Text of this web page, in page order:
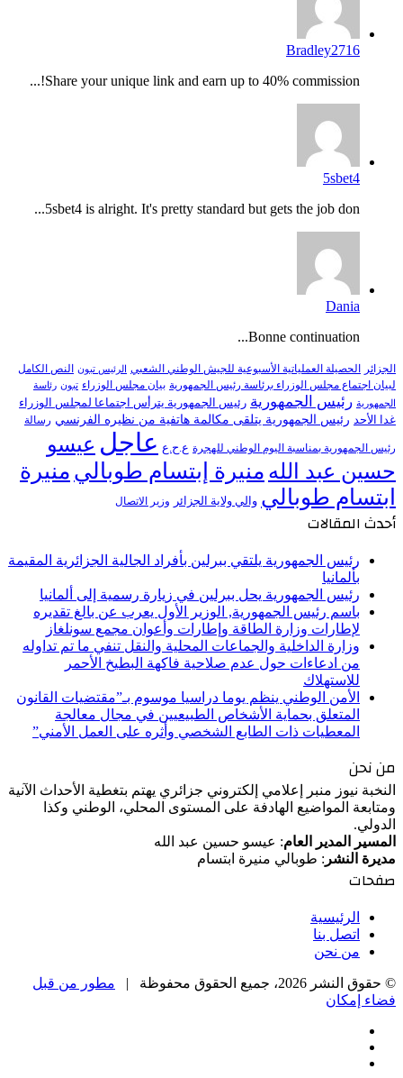
Bradley2716
Share your unique link and earn up to 40% commission!...
5sbet4
5sbet4 is alright. It's pretty standard but gets the job don...
Dania
Bonne continuation...
الجزائر الحصيلة العملياتية الأسبوعية للجيش الوطني الشعبي الرئيس تبون النص الكامل
لبيان اجتماع مجلس الوزراء برئاسة رئيس الجمهورية بيان مجلس الوزراء تبون رئاسة
الجمهورية رئيس الجمهورية رئيس الجمهورية يترأس اجتماعا لمجلس الوزراء
غدا الأحد رئيس الجمهورية يتلقى مكالمة هاتفية من نظيره الفرنسي رسالة
رئيس الجمهورية بمناسبة اليوم الوطني للهجرة ع.ح.ع عاجل عيسو
حسين عبد الله منيرة إبتسام طوبالي منيرة
ابتسام طوبالي والي ولاية الجزائر وزير الاتصال
أحدث المقالات
رئيس الجمهورية يلتقي ببرلين بأفراد الجالية الجزائرية المقيمة
بألمانيا
رئيس الجمهورية يحل ببرلين في زيارة رسمية إلى ألمانيا
باسم رئيس الجمهورية, الوزير الأول يعرب عن بالغ تقديره
لإطارات وزارة الطاقة وإطارات وأعوان مجمع سونلغاز
وزارة الداخلية والجماعات المحلية والنقل تنفي ما تم تداوله
من ادعاءات حول عدم صلاحية فاكهة البطيخ الأحمر
للاستهلاك
الأمن الوطني ينظم يوما دراسيا موسوم بـ”مقتضيات القانون
المتعلق بحماية الأشخاص الطبيعيين في مجال معالجة
المعطيات ذات الطابع الشخصي وأثره على العمل الأمني”
من نحن
النخبة نيوز منبر إعلامي إلكتروني جزائري يهتم بتغطية الأحداث الآنية
ومتابعة المواضيع الهادفة على المستوى المحلي، الوطني وكذا
الدولي.
المسير المدير العام: عيسو حسين عبد الله
مديرة النشر : طوبالي منيرة ابتسام
صفحات
الرئيسية
اتصل بنا
من نحن
© حقوق النشر 2026، جميع الحقوق محفوظة |
مطور من قبل
فضاء إمكان